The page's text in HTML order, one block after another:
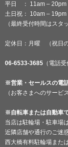
平日 ： 11am – 20pm
土日祝： 10am – 19pm
（最終受付時間はスタ
定休日：月曜 （祝日
06-6533-3685 （電話
※営業・セールスの電
（お客さまへのサービ
※自転車または自動車
当店は駐輪場・駐車場
近隣店舗や通行のご迷
西大橋有料駐輪場また